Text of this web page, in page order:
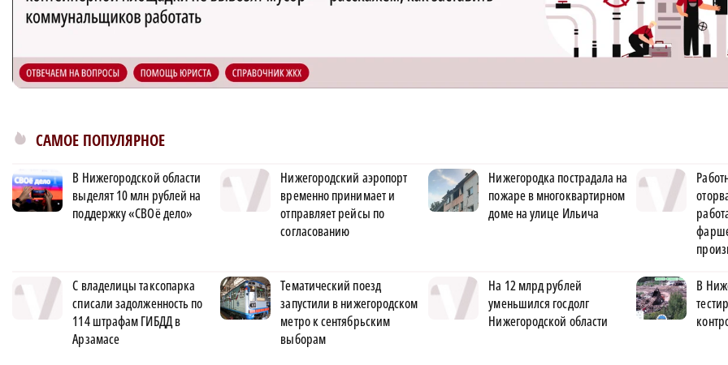
САМОЕ ПОПУЛЯРНОЕ
В Нижегородской области
выделят 10 млн рублей на
поддержку «СВОё дело»
Нижегородский аэропорт
временно принимает и
отправляет рейсы по
согласованию
Нижегородка пострадала на
пожаре в многоквартирном
доме на улице Ильича
С владелицы таксопарка
списали задолженность по
114 штрафам ГИБДД в
Арзамасе
Тематический поезд
запустили в нижегородском
метро к сентябрьским
выборам
На 12 млрд рублей
уменьшился госдолг
Нижегородской области
В